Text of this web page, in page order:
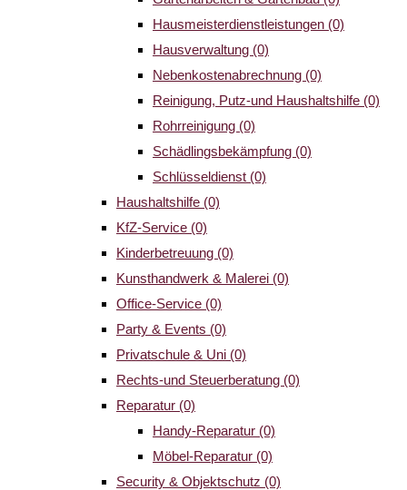
Hausmeisterdienstleistungen (0)
Hausverwaltung (0)
Nebenkostenabrechnung (0)
Reinigung, Putz-und Haushaltshilfe (0)
Rohrreinigung (0)
Schädlingsbekämpfung (0)
Schlüsseldienst (0)
Haushaltshilfe (0)
KfZ-Service (0)
Kinderbetreuung (0)
Kunsthandwerk & Malerei (0)
Office-Service (0)
Party & Events (0)
Privatschule & Uni (0)
Rechts-und Steuerberatung (0)
Reparatur (0)
Handy-Reparatur (0)
Möbel-Reparatur (0)
Security & Objektschutz (0)